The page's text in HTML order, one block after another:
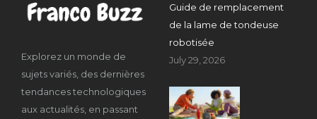
Explorez un monde de
sujets variés, des dernières
tendances technologiques
aux actualités, en passant
Guide de remplacement
de la lame de tondeuse
robotisée
July 29, 2026